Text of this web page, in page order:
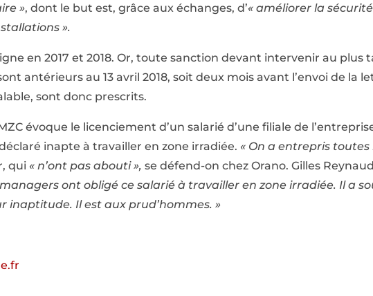
», dont le but est, grâce aux échanges, d’« améliorer la
».
en 2017 et 2018. Or, toute sanction devant intervenir au plus
antérieurs au 13 avril 2018, soit deux mois avant l’envoi de la
sont donc prescrits.
évoque le licenciement d’un salarié d’une filiale de
inapte à travailler en zone irradiée. « On a entrepris toutes
qui « n’ont pas abouti », se défend-on chez Orano. Gilles
managers ont obligé ce salarié à travailler en zone irradiée. Il a
inaptitude. Il est aux prud’hommes. »